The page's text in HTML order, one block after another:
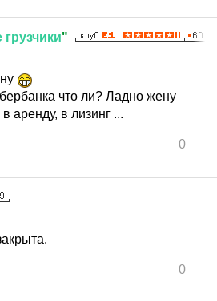
грузчики"
что ли? Ладно жену
аренду, в лизинг ...
0
0